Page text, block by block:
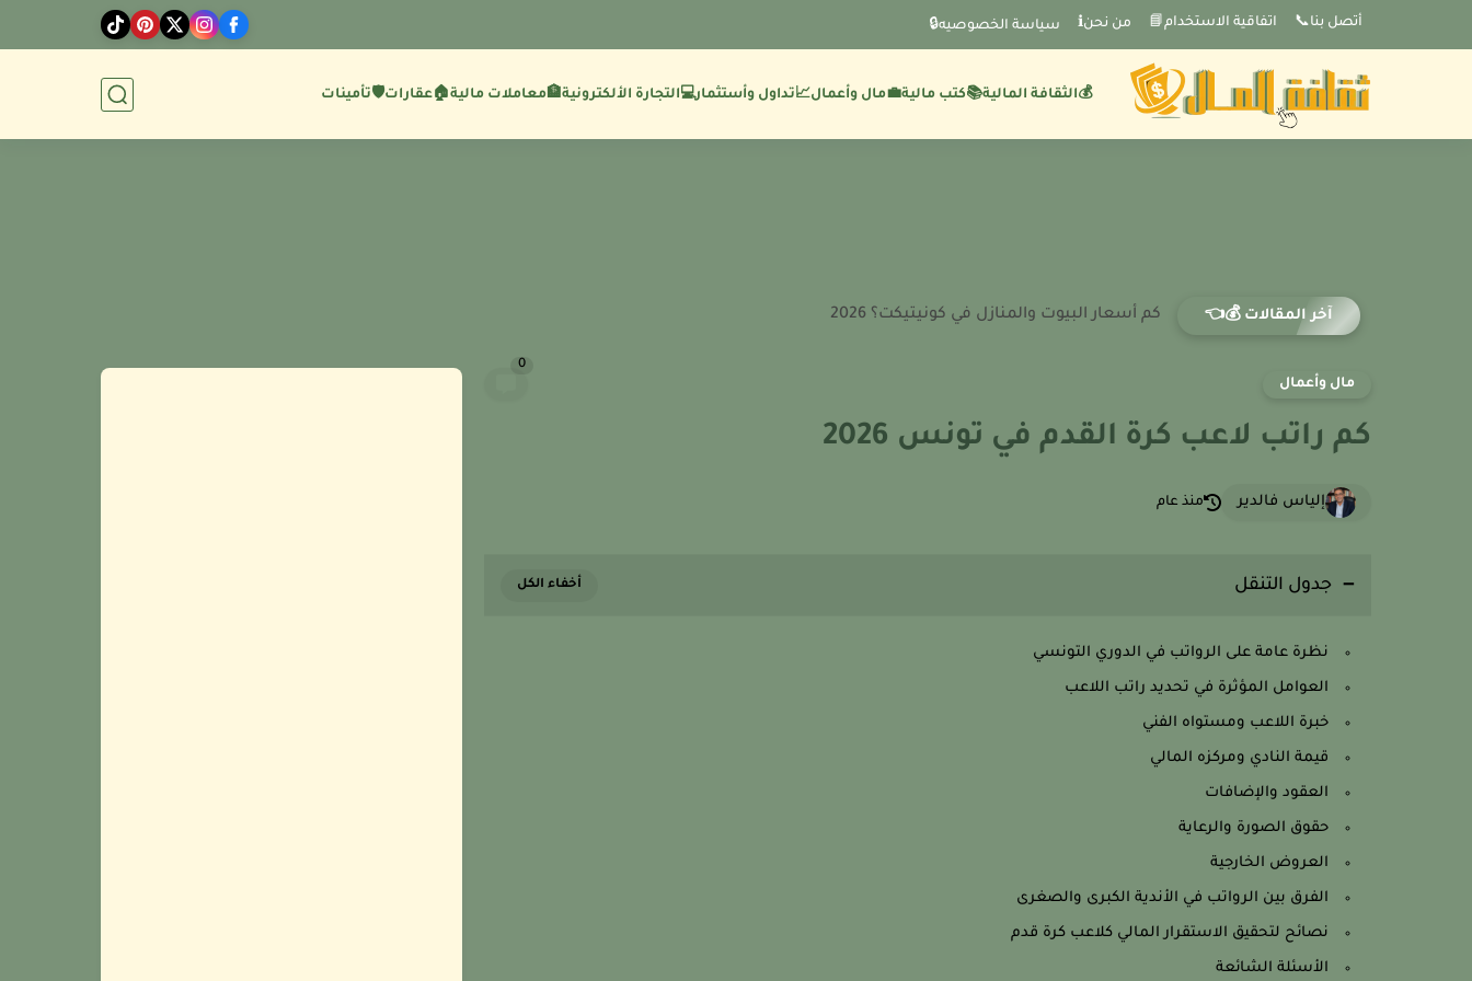
أتصل بنا📞 اتفاقية الاستخدام📘 من نحنℹ️ سياسة الخصوصيه🔒
💰الثقافة المالية📚كتب مالية💼مال وأعمال📈تداول وأستثمار💻التجارة الألكترونية🏦معاملات مالية🏠عقارات🛡️تأمينات
آخر المقالات 💰👈 كم أسعار البيوت والمنازل في كونيتيكت؟ 2026
مال وأعمال
0
كم راتب لاعب كرة القدم في تونس 2026
إلياس فالدير منذ عام
جدول التنقل
نظرة عامة على الرواتب في الدوري التونسي
العوامل المؤثرة في تحديد راتب اللاعب
خبرة اللاعب ومستواه الفني
قيمة النادي ومركزه المالي
العقود والإضافات
حقوق الصورة والرعاية
العروض الخارجية
الفرق بين الرواتب في الأندية الكبرى والصغرى
نصائح لتحقيق الاستقرار المالي كلاعب كرة قدم
الأسئلة الشائعة